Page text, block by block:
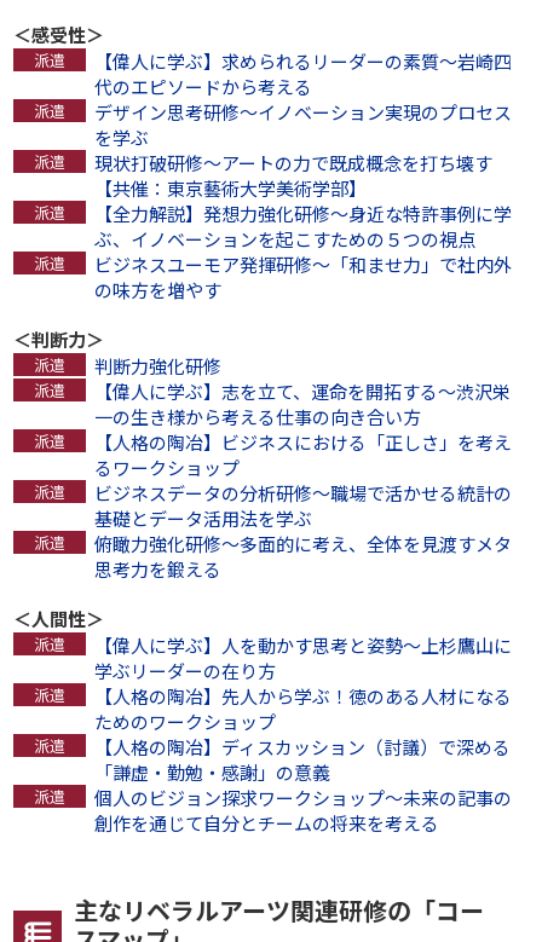
＜感受性＞
【偉人に学ぶ】求められるリーダーの素質～岩崎四
代のエピソードから考える
デザイン思考研修～イノベーション実現のプロセス
を学ぶ
現状打破研修～アートの力で既成概念を打ち壊す
【共催：東京藝術大学美術学部】
【全力解説】発想力強化研修～身近な特許事例に学
ぶ、イノベーションを起こすための５つの視点
ビジネスユーモア発揮研修～「和ませ力」で社内外
の味方を増やす
＜判断力＞
判断力強化研修
【偉人に学ぶ】志を立て、運命を開拓する～渋沢栄
一の生き様から考える仕事の向き合い方
【人格の陶冶】ビジネスにおける「正しさ」を考え
るワークショップ
ビジネスデータの分析研修～職場で活かせる統計の
基礎とデータ活用法を学ぶ
俯瞰力強化研修～多面的に考え、全体を見渡すメタ
思考力を鍛える
＜人間性＞
【偉人に学ぶ】人を動かす思考と姿勢～上杉鷹山に
学ぶリーダーの在り方
【人格の陶冶】先人から学ぶ！徳のある人材になる
ためのワークショップ
【人格の陶冶】ディスカッション（討議）で深める
「謙虚・勤勉・感謝」の意義
個人のビジョン探求ワークショップ～未来の記事の
創作を通じて自分とチームの将来を考える
主なリベラルアーツ関連研修の「コー